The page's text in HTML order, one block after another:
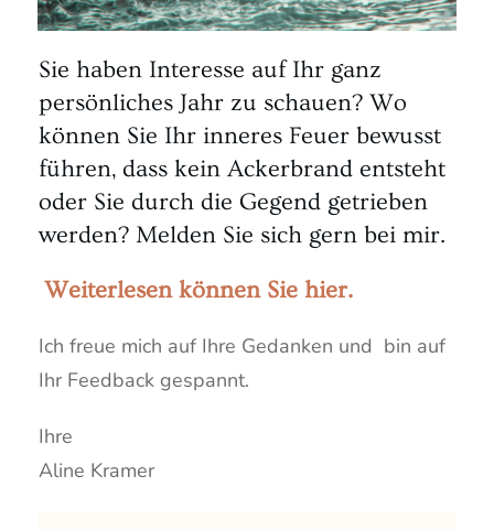
Sie haben Interesse auf Ihr ganz
persönliches Jahr zu schauen? Wo
können Sie Ihr inneres Feuer bewusst
führen, dass kein Ackerbrand entsteht
oder Sie durch die Gegend getrieben
werden? Melden Sie sich gern bei mir.
Weiterlesen können Sie hier.
Ich freue mich auf Ihre Gedanken und bin auf
Ihr Feedback gespannt.
Ihre
Aline Kramer